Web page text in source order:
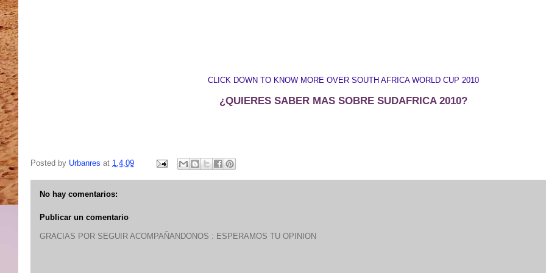
CLICK DOWN TO KNOW MORE OVER SOUTH AFRICA WORLD CUP 2010
¿QUIERES SABER MAS SOBRE SUDAFRICA 2010?
Posted by Urbanres at 1.4.09
No hay comentarios:
Publicar un comentario
GRACIAS POR SEGUIR ACOMPAÑANDONOS : ESPERAMOS TU OPINION